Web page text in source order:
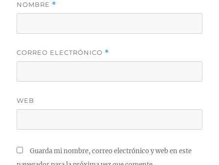
NOMBRE *
CORREO ELECTRÓNICO *
WEB
Guarda mi nombre, correo electrónico y web en este